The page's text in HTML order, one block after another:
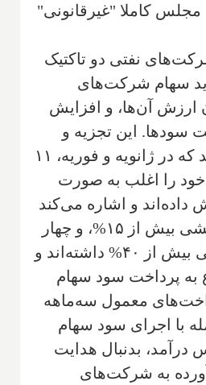
کاملا "غیرقانونی"
نفتی دو تاکتیک
سهام شرکت‌های
ارزش آن‌ها، و افزایش
سودها. این تجزیه و
تحلیل نشان می‌دهد که در ژانویه و فوریه، ۱۱
را اغلب به صورت
داده‌اند و اشاره می‌کند
که ۹ شرکت، افزایشی بیش از ۱۵%، و چهار
شرکت نیز افزایشی بیش از ۴۰% داشته‌اند و
به پرداخت سود سهام
معمول سه‌ماهه
با اجرای سود سهام
درآمد، بدنبال هدایت
به شرکت‌های